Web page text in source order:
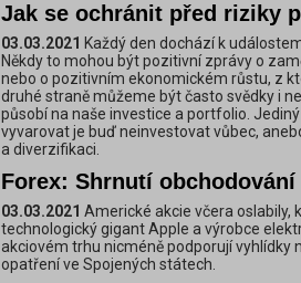
Jak se ochránit před riziky
03.03.2021 Každý den dochází k
Někdy to mohou být pozitivní zprávy o
nebo o pozitivním ekonomickém růstu, z
druhé straně můžeme být často svědky i
působí na naše investice a portfolio.
vyvarovat je buď neinvestovat vůbec,
a diverzifikaci.
Forex: Shrnutí obchodování
03.03.2021 Americké akcie včera oslabily,
technologický gigant Apple a výrobce
akciovém trhu nicméně podporují vyhlídky
opatření ve Spojených státech.